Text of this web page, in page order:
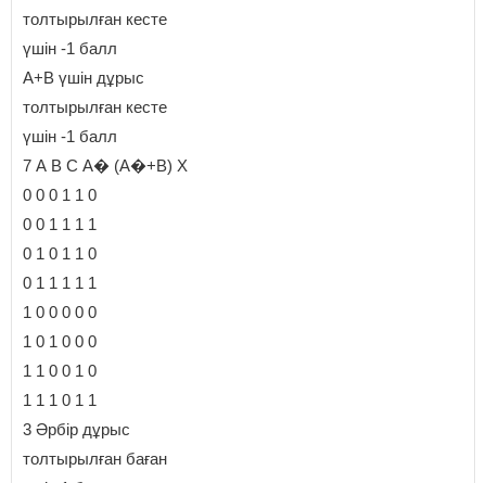
толтырылған кесте
үшін -1 балл
А+В үшін дұрыс
толтырылған кесте
үшін -1 балл
7 А В С А� (А�+В) Х
0 0 0 1 1 0
0 0 1 1 1 1
0 1 0 1 1 0
0 1 1 1 1 1
1 0 0 0 0 0
1 0 1 0 0 0
1 1 0 0 1 0
1 1 1 0 1 1
3 Әрбір дұрыс
толтырылған баған